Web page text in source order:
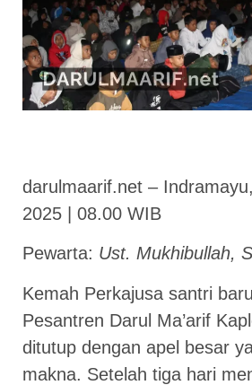
darulmaarif.net –
2025 | 08.00 WIB
Pewarta: Ust. Mukhibullah,
Kemah Perkajusa santri
Pesantren Darul Ma’arif
ditutup dengan apel besar
makna. Setelah tiga hari